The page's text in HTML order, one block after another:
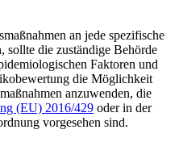
an jede spezifische
sollte die zuständige Behörde
Faktoren und
die Möglichkeit
anzuwenden, die
(EU) 2016/429 oder in der
vorgesehen sind.